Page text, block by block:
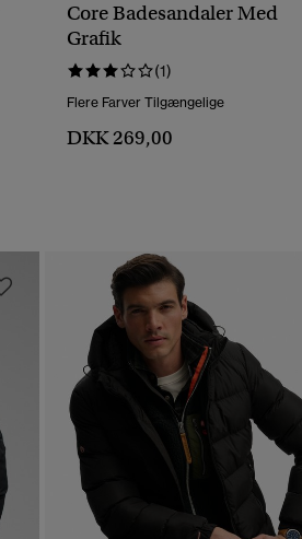
Core Badesandaler Med
Grafik
(1)
Flere Farver Tilgængelige
DKK 269,00